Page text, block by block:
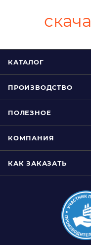
КАТАЛОГ
ПРОИЗВОДСТВО
ПОЛЕЗНОЕ
КОМПАНИЯ
КАК ЗАКАЗАТЬ